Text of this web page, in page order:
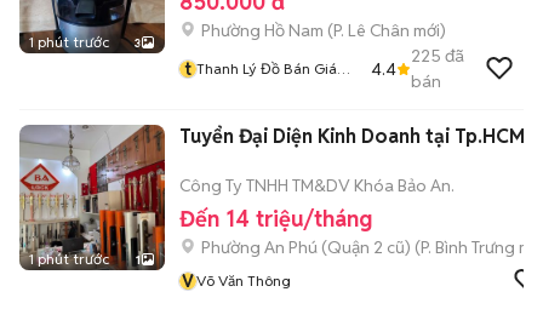
1 phút trước 3
Phường Hồ Nam (P. Lê Chân mới)
t Thanh Lý Đồ Bán Giá
4.4
225 đã
bán
1 phút trước 1
Tuyển Đại Diện Kinh Doanh tại Tp.HCM
Công Ty TNHH TM&DV Khóa Bảo An.
Đến 14 triệu/tháng
Phường An Phú (Quận 2 cũ) (P. Bình Trưng
VVõ Văn Thông